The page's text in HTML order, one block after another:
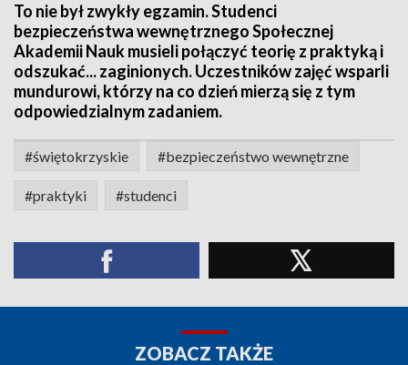
To nie był zwykły egzamin. Studenci
bezpieczeństwa wewnętrznego Społecznej
Akademii Nauk musieli połączyć teorię z praktyką i
odszukać... zaginionych. Uczestników zajęć wsparli
mundurowi, którzy na co dzień mierzą się z tym
odpowiedzialnym zadaniem.
#świętokrzyskie #bezpieczeństwo wewnętrzne
#praktyki #studenci
ZOBACZ TAKŻE